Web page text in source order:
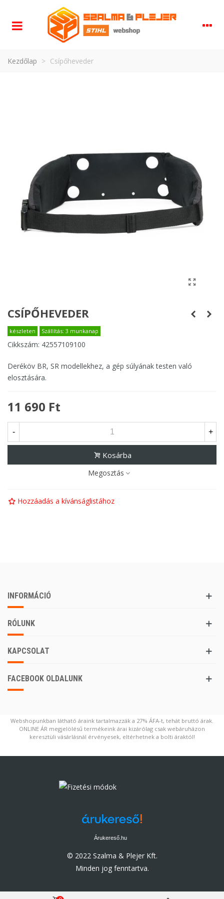
Kezdőlap > Csípőheveder
CSÍPŐHEVEDER
készleten Szállítás: 3 munkanap
Cikkszám: 42557109100
Deréköv BR, SR modellekhez, a gép súlyának testen való
elosztására.
11 690 Ft
- +
Kosárba
Megosztás
Hozzáadás a kívánságlistához
INFORMÁCIÓ
RÓLUNK
KAPCSOLAT
FACEBOOK OLDALUNK
Webshopunkban látható áraink tartalmazzák a 27% ÁFA-t, tehát bruttó árak.
ONLINE ÁR megjelölésű termékeink árai kizárólag csak webáruházon
keresztüli vásárlásnál érvényesek, eltérhetnek a bolti áraktól!
Árukereső.hu
© 2022 Szalma & Plejer Kft.
Minden jog fenntartva.